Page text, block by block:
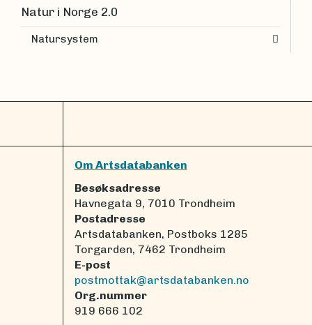
Natur i Norge 2.0
Natursystem
Om Artsdatabanken
Besøksadresse
Havnegata 9, 7010 Trondheim
Postadresse
Artsdatabanken, Postboks 1285
Torgarden, 7462 Trondheim
E-post
postmottak@artsdatabanken.no
Org.nummer
919 666 102